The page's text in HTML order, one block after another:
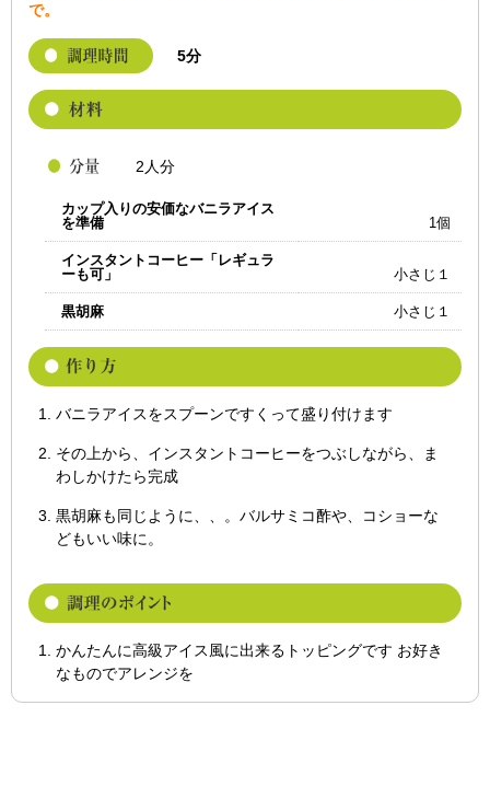
で。
5分
2人分
カップ入りの安価なバニラアイス
を準備
1個
インスタントコーヒー「レギュラ
ーも可」
小さじ１
黒胡麻 小さじ１
バニラアイスをスプーンですくって盛り付けます
その上から、インスタントコーヒーをつぶしながら、ま
わしかけたら完成
黒胡麻も同じように、、。バルサミコ酢や、コショーな
どもいい味に。
かんたんに高級アイス風に出来るトッピングです お好き
なものでアレンジを